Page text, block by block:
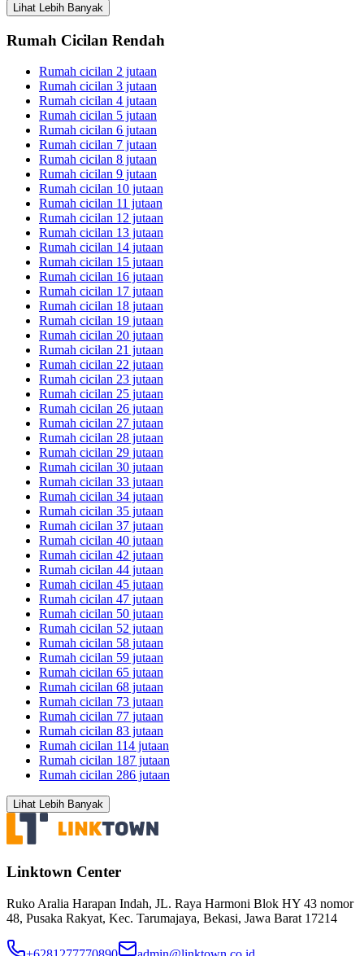
Lihat Lebih Banyak
Rumah Cicilan Rendah
Rumah cicilan 2 jutaan
Rumah cicilan 3 jutaan
Rumah cicilan 4 jutaan
Rumah cicilan 5 jutaan
Rumah cicilan 6 jutaan
Rumah cicilan 7 jutaan
Rumah cicilan 8 jutaan
Rumah cicilan 9 jutaan
Rumah cicilan 10 jutaan
Rumah cicilan 11 jutaan
Rumah cicilan 12 jutaan
Rumah cicilan 13 jutaan
Rumah cicilan 14 jutaan
Rumah cicilan 15 jutaan
Rumah cicilan 16 jutaan
Rumah cicilan 17 jutaan
Rumah cicilan 18 jutaan
Rumah cicilan 19 jutaan
Rumah cicilan 20 jutaan
Rumah cicilan 21 jutaan
Rumah cicilan 22 jutaan
Rumah cicilan 23 jutaan
Rumah cicilan 25 jutaan
Rumah cicilan 26 jutaan
Rumah cicilan 27 jutaan
Rumah cicilan 28 jutaan
Rumah cicilan 29 jutaan
Rumah cicilan 30 jutaan
Rumah cicilan 33 jutaan
Rumah cicilan 34 jutaan
Rumah cicilan 35 jutaan
Rumah cicilan 37 jutaan
Rumah cicilan 40 jutaan
Rumah cicilan 42 jutaan
Rumah cicilan 44 jutaan
Rumah cicilan 45 jutaan
Rumah cicilan 47 jutaan
Rumah cicilan 50 jutaan
Rumah cicilan 52 jutaan
Rumah cicilan 58 jutaan
Rumah cicilan 59 jutaan
Rumah cicilan 65 jutaan
Rumah cicilan 68 jutaan
Rumah cicilan 73 jutaan
Rumah cicilan 77 jutaan
Rumah cicilan 83 jutaan
Rumah cicilan 114 jutaan
Rumah cicilan 187 jutaan
Rumah cicilan 286 jutaan
Lihat Lebih Banyak
Linktown Center
Ruko Aralia Harapan Indah, JL. Raya Harmoni Blok HY 43 nomor
48, Pusaka Rakyat, Kec. Tarumajaya, Bekasi, Jawa Barat 17214